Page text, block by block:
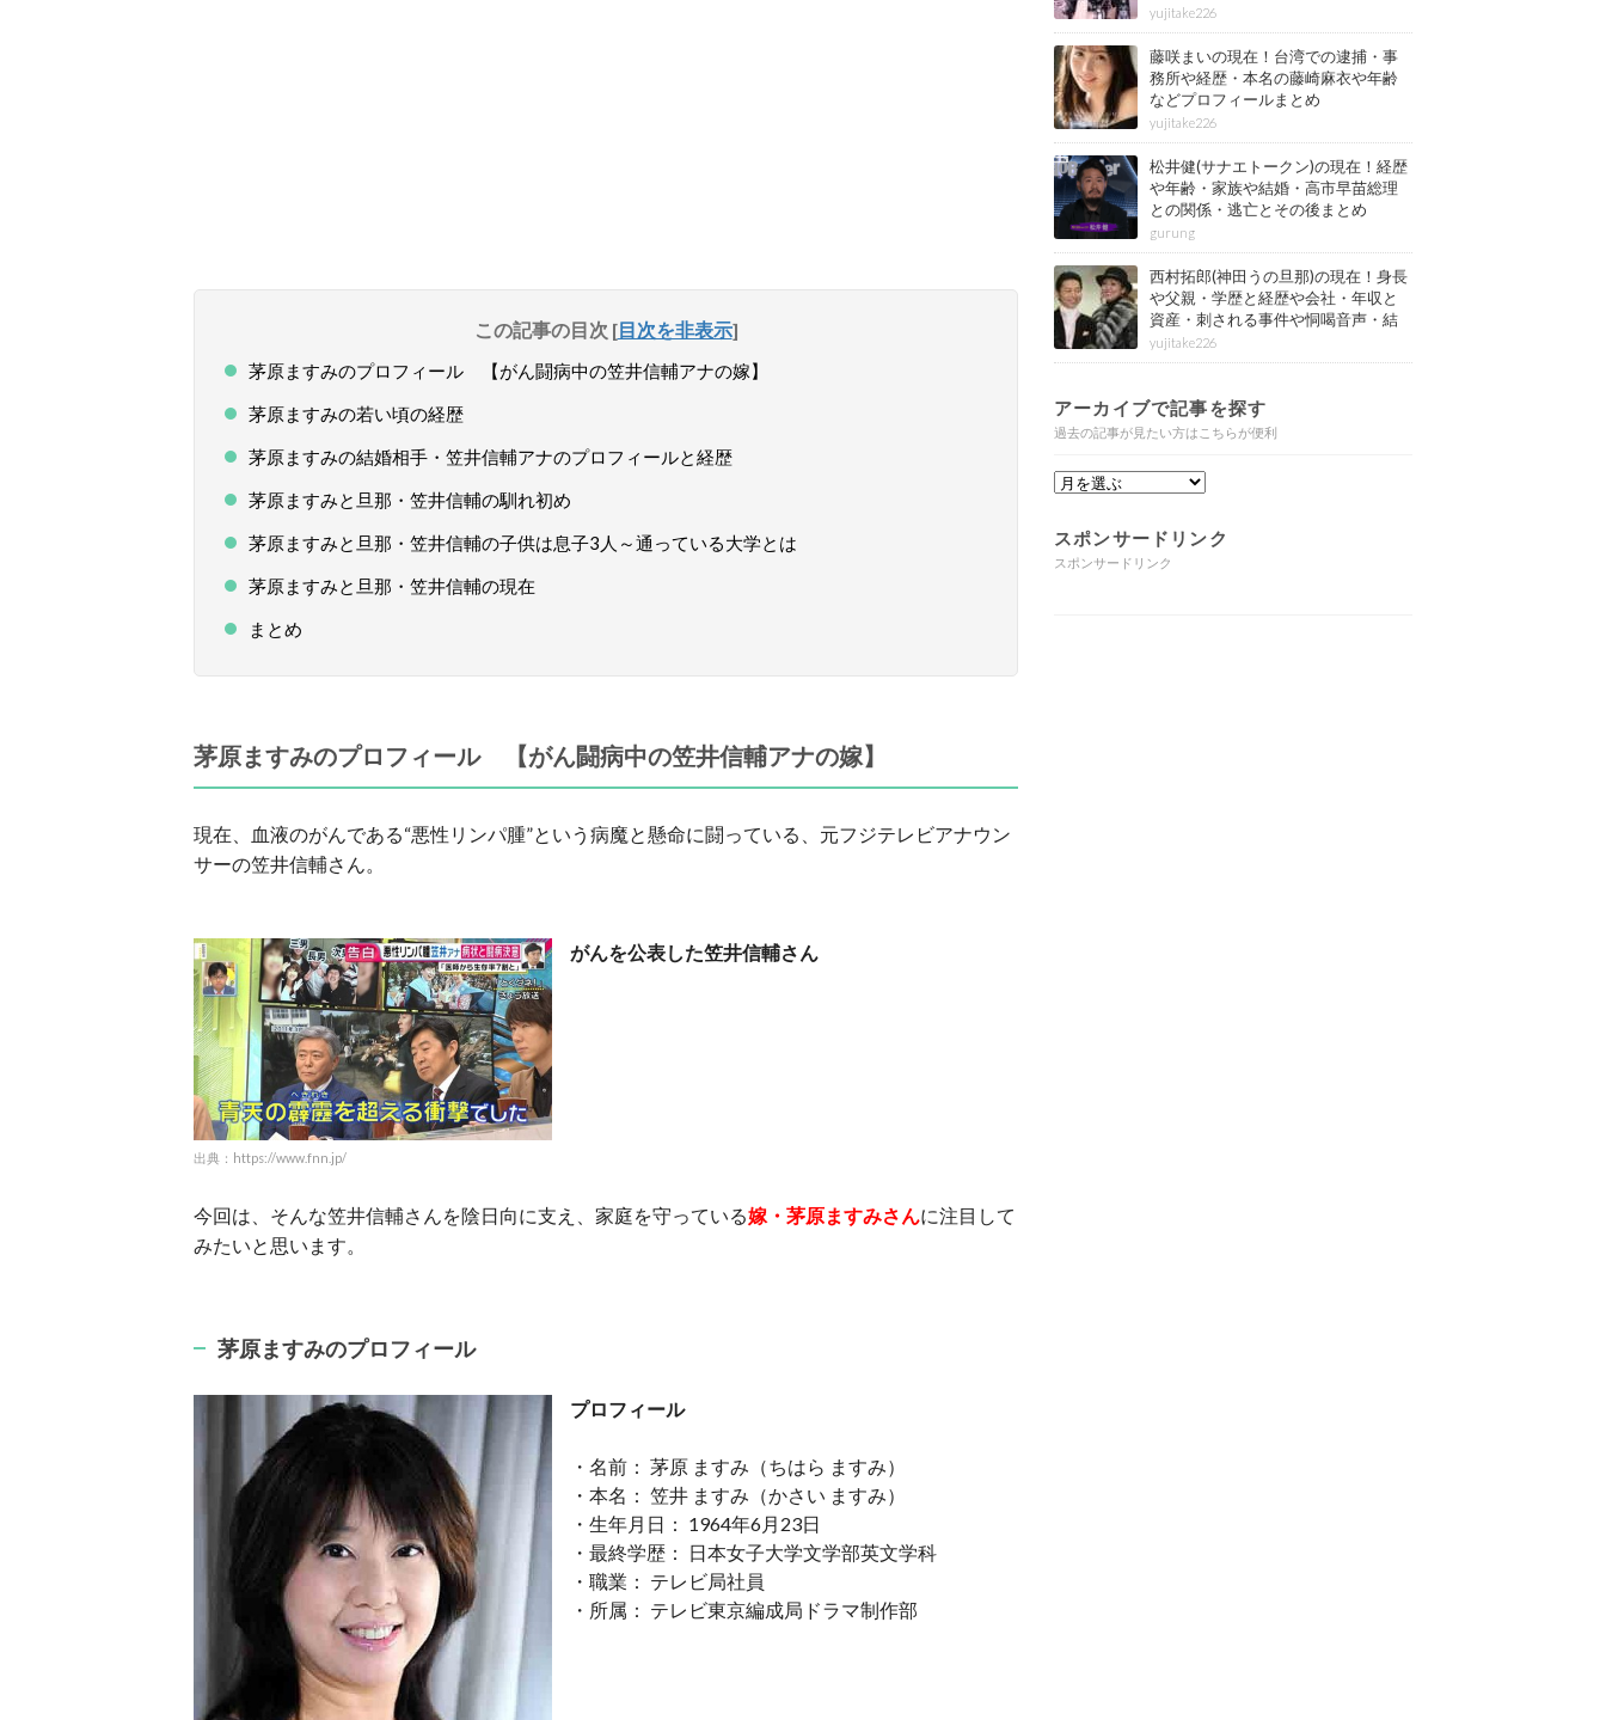
この記事の目次 [目次を非表示]
茅原ますみのプロフィール 【がん闘病中の笠井信輔アナの嫁】
茅原ますみの若い頃の経歴
茅原ますみの結婚相手・笠井信輔アナのプロフィールと経歴
茅原ますみと旦那・笠井信輔の馴れ初め
茅原ますみと旦那・笠井信輔の子供は息子3人～通っている大学とは
茅原ますみと旦那・笠井信輔の現在
まとめ
茅原ますみのプロフィール 【がん闘病中の笠井信輔アナの嫁】
現在、血液のがんである“悪性リンパ腫”という病魔と懸命に闘っている、元フジテレビアナウン
サーの笠井信輔さん。
出典：https://www.fnn.jp/
がんを公表した笠井信輔さん
今回は、そんな笠井信輔さんを陰日向に支え、家庭を守っている嫁・茅原ますみさんに注目して
みたいと思います。
茅原ますみのプロフィール
プロフィール
・名前： 茅原 ますみ（ちはら ますみ）
・本名： 笠井 ますみ（かさい ますみ）
・生年月日： 1964年6月23日
・最終学歴： 日本女子大学文学部英文学科
・職業： テレビ局社員
・所属： テレビ東京編成局ドラマ制作部
情報もまとめ
yujitake226
藤咲まいの現在！台湾での逮捕・事
務所や経歴・本名の藤崎麻衣や年齢
などプロフィールまとめ
yujitake226
松井健(サナエトークン)の現在！経歴
や年齢・家族や結婚・高市早苗総理
との関係・逃亡とその後まとめ
gurung
西村拓郎(神田うの旦那)の現在！身長
や父親・学歴と経歴や会社・年収と
資産・刺される事件や恫喝音声・結
婚と子供や自宅・脳梗塞の病気もま
とめ
yujitake226
アーカイブで記事を探す
過去の記事が見たい方はこちらが便利
スポンサードリンク
スポンサードリンク